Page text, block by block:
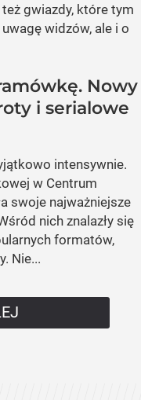
gwiazdy, które tym
widzów, ale i o
Nowy
i serialowe
intensywnie.
w Centrum
swoje najważniejsze
nich znalazły się
formatów,
Nie...